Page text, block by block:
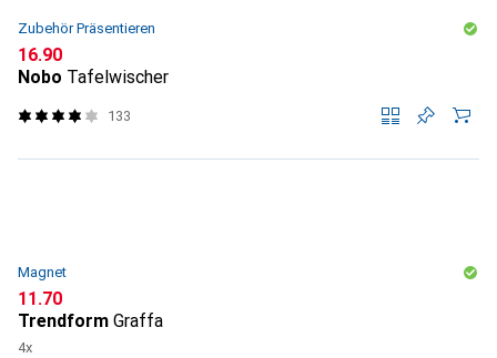
Zubehör Präsentieren
CHF
16.90
Nobo Tafelwischer
133
Magnet
CHF
11.70
Trendform Graffa
4x